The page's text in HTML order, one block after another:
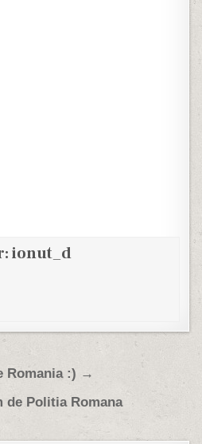
ionut_d
Romania :) →
de Politia Romana